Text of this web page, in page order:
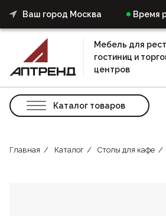
Ваш город Москва Время
Мебель для
гостиниц и
центров
Каталог товаров
Главная Каталог Столы для кафе